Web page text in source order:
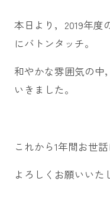
本日より，2019年度
にバトンタッチ。
和やかな雰囲気の中
いきました。
これから1年間お世話
よろしくお願いいた